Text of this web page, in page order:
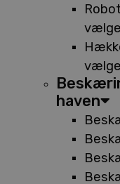
haven